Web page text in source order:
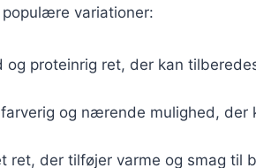
variationer:
og proteinrig ret, der kan
farverig og nærende mulighed, der
ret, der tilføjer varme og smag til